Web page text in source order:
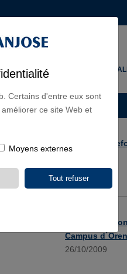
Certains d'entre eux sont
ce site Web et
Moyens externes
INNOVATION
SANJOSE
02/11/2009
de
SANJOSE
Campus
26/10/2009